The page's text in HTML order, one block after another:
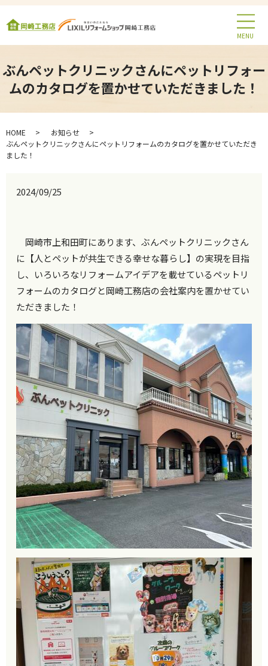
MENU
ぶんペットクリニックさんにペットリフォー
ムのカタログを置かせていただきました！
HOME
お知らせ
ぶんペットクリニックさんにペットリフォームのカタログを置かせていただき
ました！
2024/09/25
岡崎市上和田町にあります、ぶんペットクリニックさん
に【人とペットが共生できる幸せな暮らし】の実現を目指
し、いろいろなリフォームアイデアを載せているペットリ
フォームのカタログと岡崎工務店の会社案内を置かせてい
ただきました！